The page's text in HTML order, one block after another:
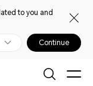
to you and
Continue